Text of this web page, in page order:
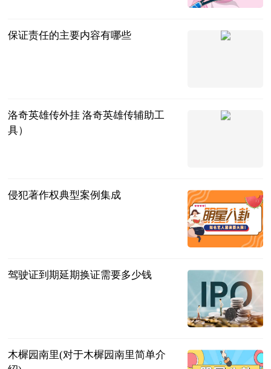
保证责任的主要内容有哪些
洛奇英雄传外挂 洛奇英雄传辅助工
具）
侵犯著作权典型案例集成
驾驶证到期延期换证需要多少钱
木樨园南里(对于木樨园南里简单介